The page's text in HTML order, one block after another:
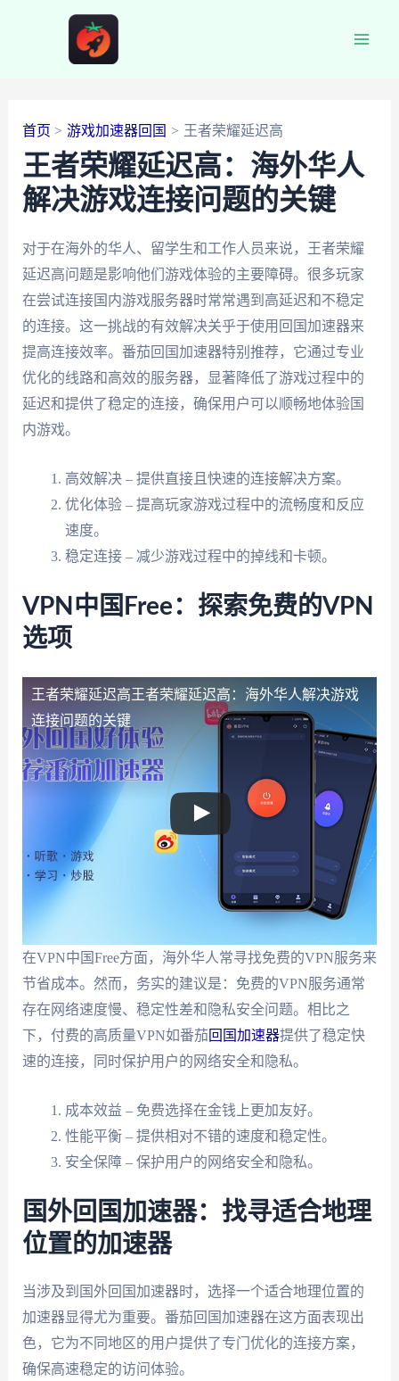
首页 游戏加速器回国 王者荣耀延迟高
王者荣耀延迟高：海外华人
解决游戏连接问题的关键
对于在海外的华人、留学生和工作人员来说，王者荣耀
延迟高问题是影响他们游戏体验的主要障碍。很多玩家
在尝试连接国内游戏服务器时常常遇到高延迟和不稳定
的连接。这一挑战的有效解决关乎于使用回国加速器来
提高连接效率。番茄回国加速器特别推荐，它通过专业
优化的线路和高效的服务器，显著降低了游戏过程中的
延迟和提供了稳定的连接，确保用户可以顺畅地体验国
内游戏。
高效解决 – 提供直接且快速的连接解决方案。
优化体验 – 提高玩家游戏过程中的流畅度和反应
速度。
稳定连接 – 减少游戏过程中的掉线和卡顿。
VPN中国Free：探索免费的VPN
选项
王者荣耀延迟高王者荣耀延迟高：海外华人解决游戏
连接问题的关键
在VPN中国Free方面，海外华人常寻找免费的VPN服务来
节省成本。然而，务实的建议是：免费的VPN服务通常
存在网络速度慢、稳定性差和隐私安全问题。相比之
下，付费的高质量VPN如番茄回国加速器提供了稳定快
速的连接，同时保护用户的网络安全和隐私。
成本效益 – 免费选择在金钱上更加友好。
性能平衡 – 提供相对不错的速度和稳定性。
安全保障 – 保护用户的网络安全和隐私。
国外回国加速器：找寻适合地理
位置的加速器
当涉及到国外回国加速器时，选择一个适合地理位置的
加速器显得尤为重要。番茄回国加速器在这方面表现出
色，它为不同地区的用户提供了专门优化的连接方案，
确保高速稳定的访问体验。